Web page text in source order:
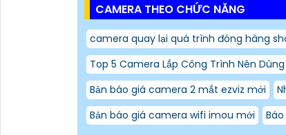
CAMERA THEO CHỨC NĂNG
camera quay lại quá trình đóng hàng
Top 5 Camera Lắp Công Trình Nên Dùng
Bản báo giá camera 2 mắt ezviz mới
Bản báo giá camera wifi imou mới